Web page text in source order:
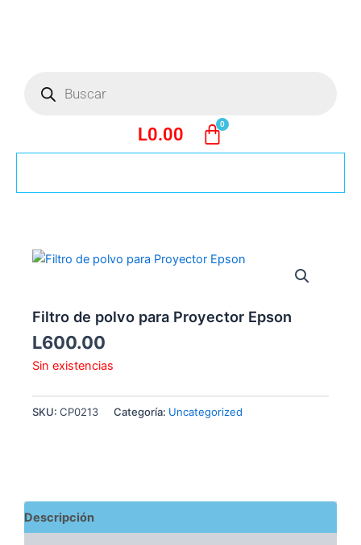
productos
L0.00
Filtro de polvo para Proyector Epson
L600.00
Sin existencias
SKU: CP0213 Categoría: Uncategorized
Descripción